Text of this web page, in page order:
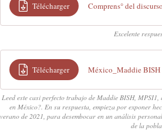
Télécharger Comprens° del
Excelente
Télécharger México_Maddie BISH
Leed este casi perfecto trabajo de Maddie BISH,
en México?. En su respuesta, empieza por exponer
verano de 2021, para desembocar en un análisis
de la